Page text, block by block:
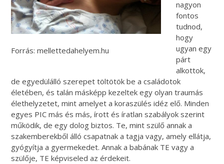
Forrás: mellettedahelyem.hu
nagyon
fontos
tudnod,
hogy
ugyan egy
párt
alkottok,
de egyedülálló szerepet töltötök be a családotok
életében, és talán másképp kezeltek egy olyan traumás
élethelyzetet, mint amelyet a koraszülés idéz elő. Minden
egyes PIC más és más, írott és íratlan szabályok szerint
működik, de egy dolog biztos. Te, mint szülő annak a
szakemberekből álló csapatnak a tagja vagy, amely ellátja,
gyógyítja a gyermekedet. Annak a babának TE vagy a
szülője, TE képviseled az érdekeit.